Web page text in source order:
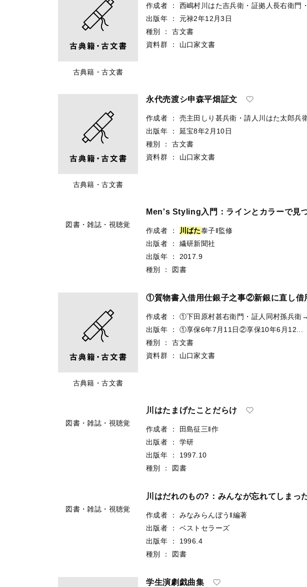
古典籍・古文書
作成者 ：
西嶋村川はた吉兵衛・証拠人長右衛門
出版年
：
元禄2年12月3日
種別
：
古文書
資料群
： 山口家文書
古典籍・古文書
永代売渡シ申森平畑証文
作成者 ：
売主田しり甚兵衛・請人川はた太郎兵
出版年
：
延宝8年2月10日
種別
：
古文書
資料群
： 山口家文書
図書・雑誌・視聴覚
Men's Styling入門：ラインとカラーで見
作成者 ： 川 ばた泰子‖監修
出版者
：
繊研新聞社
出版年
：
2017.9
種別
： 図書
古典籍・古文書
①質物書入借用仕銀子之事②新銀に直し
作成者 ：
①下田原村甚右衛門・証人同村孫兵衛→
出版年
：
①享保6年7月11日②享保10年6月12...
種別
：
古文書
資料群
： 山口家文書
図書・雑誌・視聴覚
川はたまげたことだらけ
作成者 ：
田島征三‖作
出版者
：
学研
出版年
：
1997.10
種別
： 図書
図書・雑誌・視聴覚
川はだれのもの?：みんなが忘れてしまっ
作成者 ：
みなみらんぼう‖編著
出版者
：
ベストセラーズ
出版年
：
1996.4
種別
： 図書
学生演劇戯曲集